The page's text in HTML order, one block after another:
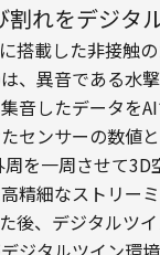
れをデジタ
搭載した非接触
、異音である水
音したデータを
センサーの数値
を一周させて3D
精細なストリー
、デジタルツイ